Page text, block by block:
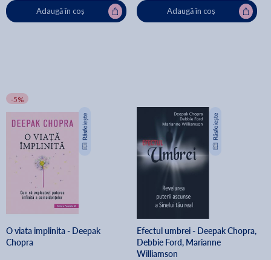
Adaugă în coș Adaugă în coș
-5%
O viata implinita - Deepak
Chopra
Efectul umbrei - Deepak Chopra,
Debbie Ford, Marianne
Williamson